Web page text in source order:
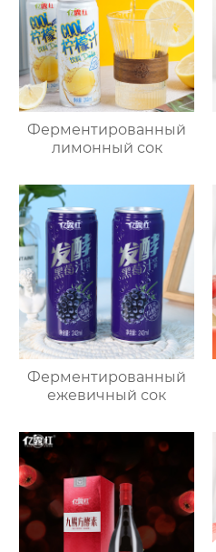
Ферментированный
лимонный сок
Ферментированный
ежевичный сок